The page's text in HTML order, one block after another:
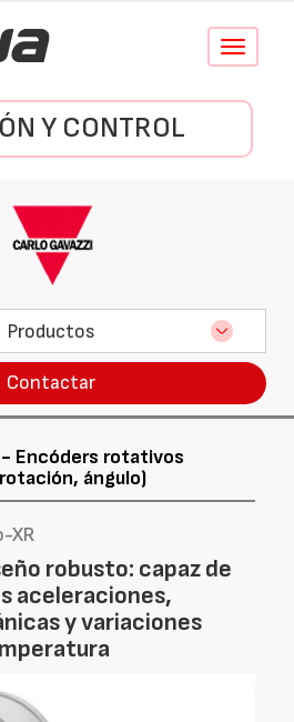
Conmutar
Y CONTROL
Productos
Contactar
- Encóders rotativos
ángulo)
XR
robusto: capaz de
aceleraciones,
y variaciones